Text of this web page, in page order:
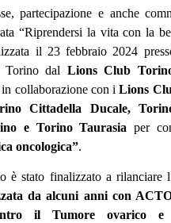
partecipazione e anche
“Riprendersi la vita con la
il 23 febbraio 2024
Torino dal Lions Club
in collaborazione con iLions
Cittadella Ducale,
e Torino Taurasia per
oncologica”.
è stato finalizzato a rilanciare
da alcuni anni con
il Tumore ovarico